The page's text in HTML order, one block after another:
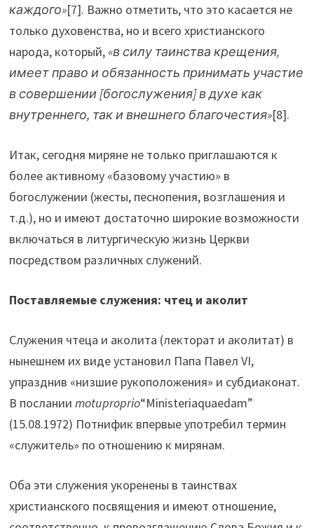
каждого»[7]. Важно отметить, что это касается не
только духовенства, но и всего христианского
народа, который,«в силу таинства крещения,
имеет право и обязанность принимать участие
в совершении [богослужения] в духе как
внутреннего, так и внешнего благочестия»[8].
Итак, сегодня миряне не только приглашаются к
более активному «базовому участию» в
богослужении (жесты, песнопения, возглашения и
т.д.), но и имеют достаточно широкие возможности
включаться в литургическую жизнь Церкви
посредством различных служений.
Поставляемые служения: чтец и аколит
Служения чтеца и аколита (лекторат и аколитат) в
нынешнем их виде установил Папа Павел VI,
упразднив «низшие рукоположения» и субдиаконат.
В посланииmotuproprio“Ministeriaquaedam”
(15.08.1972) Потнифик впервые употребил термин
«служитель» по отношению к мирянам.
Оба эти служения укоренены в таинствах
христианского посвящения и имеют отношение,